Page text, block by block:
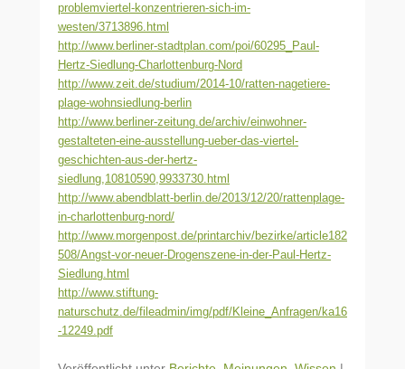
problemviertel-konzentrieren-sich-im-
westen/3713896.html
http://www.berliner-stadtplan.com/poi/60295_Paul-
Hertz-Siedlung-Charlottenburg-Nord
http://www.zeit.de/studium/2014-10/ratten-nagetiere-
plage-wohnsiedlung-berlin
http://www.berliner-zeitung.de/archiv/einwohner-
gestalteten-eine-ausstellung-ueber-das-viertel-
geschichten-aus-der-hertz-
siedlung,10810590,9933730.html
http://www.abendblatt-berlin.de/2013/12/20/rattenplage-
in-charlottenburg-nord/
http://www.morgenpost.de/printarchiv/bezirke/article182
508/Angst-vor-neuer-Drogenszene-in-der-Paul-Hertz-
Siedlung.html
http://www.stiftung-
naturschutz.de/fileadmin/img/pdf/Kleine_Anfragen/ka16
-12249.pdf